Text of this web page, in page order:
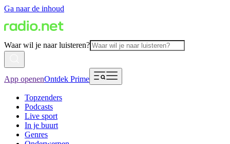
Ga naar de inhoud
Waar wil je naar luisteren?
App openenOntdek Prime
Topzenders
Podcasts
Live sport
In je buurt
Genres